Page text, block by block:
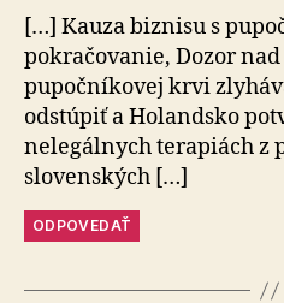
[…] Kauza biznisu s
pokračovanie, Dozor
pupočníkovej krvi
odstúpiť a Holandsko
nelegálnych terapiách z
slovenských […]
ODPOVEDAŤ